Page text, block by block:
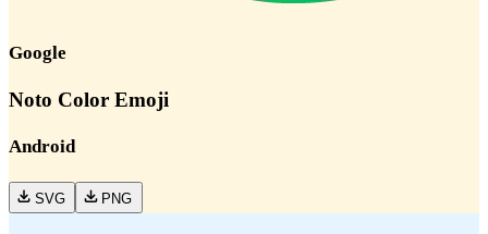
Google
Noto Color Emoji
Android
SVG PNG